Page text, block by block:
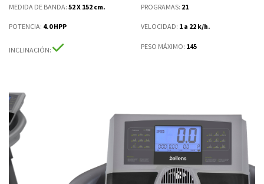
MEDIDA DE BANDA: 52 X 152 cm.
POTENCIA: 4.0 HPP
INCLINACIÓN:
PROGRAMAS: 21
VELOCIDAD: 1 a 22 k/h.
PESO MÁXIMO: 145